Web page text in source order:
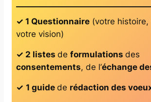
✓ 1 Questionnaire(votre histoire,
votre vision)
✓ 2 listes de formulations des
consentements, de l’échange
✓ 1 guide de rédaction des